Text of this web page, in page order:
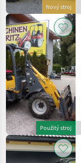
Nový stroj
Použitý stroj